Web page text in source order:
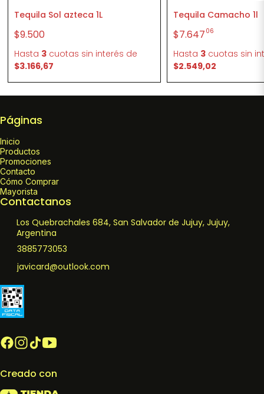
Tequila Sol azteca 1L
$9.500
Hasta 3cuotas sin interés de
$3.166,67
Tequila Camacho 1l
$7.647 06
Hasta 3 cuotas sin
$2.549,02
Páginas
Inicio
Productos
Promociones
Contacto
Cómo Comprar
Mayorista
Contactanos
Los Quebrachales 684, San Salvador de Jujuy, Jujuy,
Argentina
3885773053
javicard@outlook.com
Creado con